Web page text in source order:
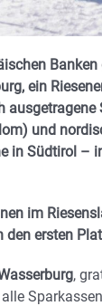
ein
und
in Südtirol –
im
den ersten
,